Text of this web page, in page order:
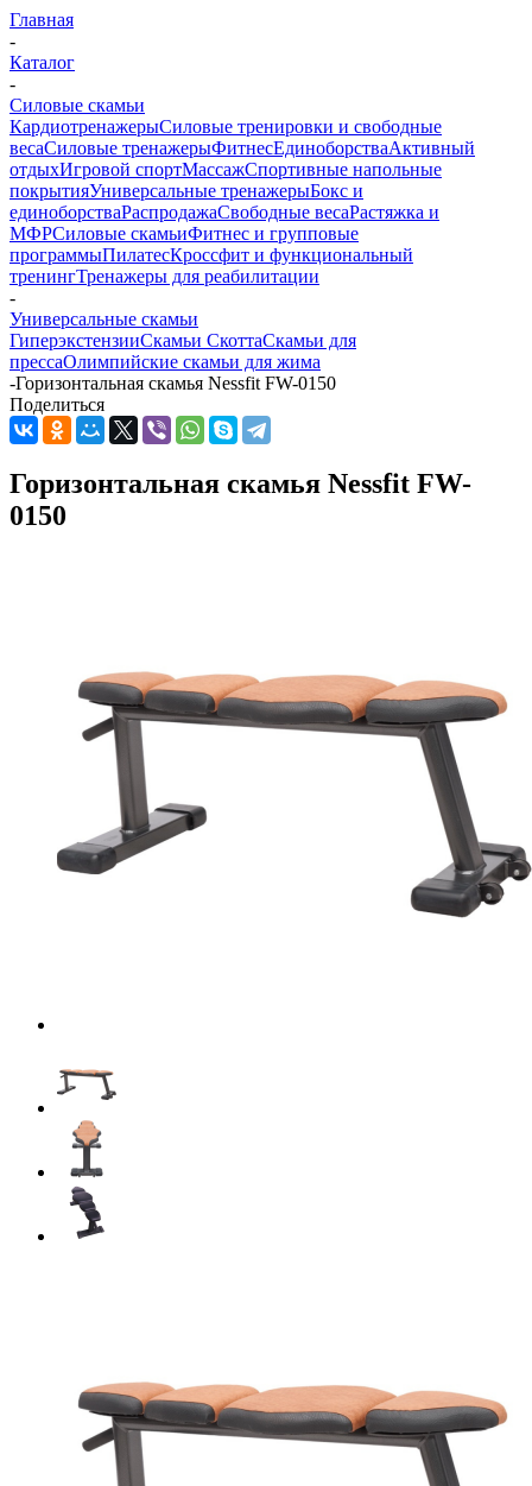
Главная
-
Каталог
-
Силовые скамьи
КардиотренажерыСиловые тренировки и свободные
весаСиловые тренажерыФитнесЕдиноборстваАктивный
отдыхИгровой спортМассажСпортивные напольные
покрытияУниверсальные тренажерыБокс и
единоборстваРаспродажаСвободные весаРастяжка и
МФРСиловые скамьиФитнес и групповые
программыПилатесКроссфит и функциональный
тренингТренажеры для реабилитации
-
Универсальные скамьи
ГиперэкстензииСкамьи СкоттаСкамьи для
прессаОлимпийские скамьи для жима
-Горизонтальная скамья Nessfit FW-0150
Поделиться
Горизонтальная скамья Nessfit FW-
0150